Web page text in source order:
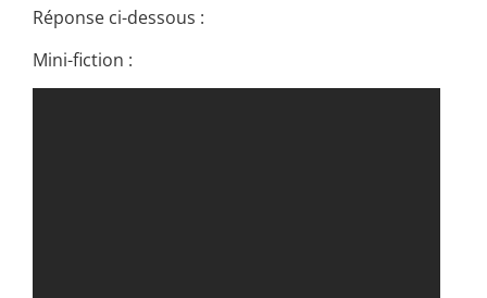
Réponse ci-dessous :
Mini-fiction :